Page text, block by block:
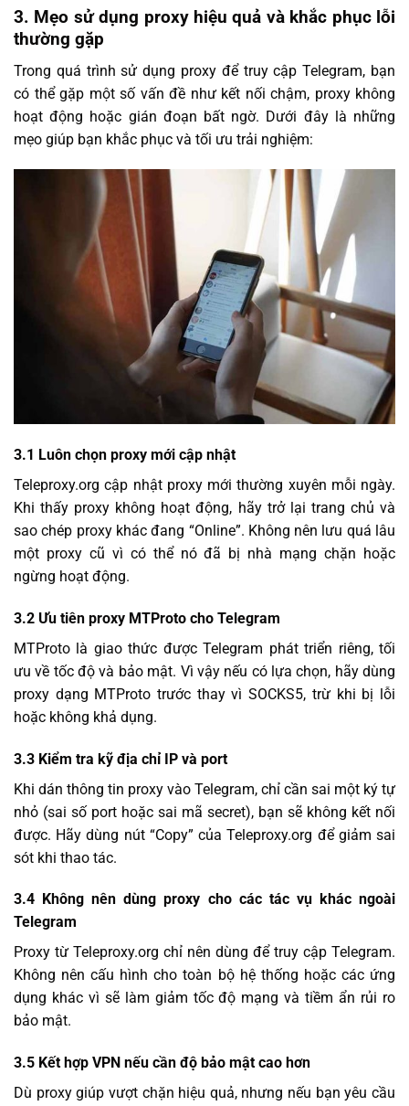
3. Mẹo sử dụng proxy hiệu quả và khắc phục lỗi
thường gặp
Trong quá trình sử dụng proxy để truy cập Telegram, bạn
có thể gặp một số vấn đề như kết nối chậm, proxy không
hoạt động hoặc gián đoạn bất ngờ. Dưới đây là những
mẹo giúp bạn khắc phục và tối ưu trải nghiệm:
3.1 Luôn chọn proxy mới cập nhật
Teleproxy.org cập nhật proxy mới thường xuyên mỗi ngày.
Khi thấy proxy không hoạt động, hãy trở lại trang chủ và
sao chép proxy khác đang “Online”. Không nên lưu quá lâu
một proxy cũ vì có thể nó đã bị nhà mạng chặn hoặc
ngừng hoạt động.
3.2 Ưu tiên proxy MTProto cho Telegram
MTProto là giao thức được Telegram phát triển riêng, tối
ưu về tốc độ và bảo mật. Vì vậy nếu có lựa chọn, hãy dùng
proxy dạng MTProto trước thay vì SOCKS5, trừ khi bị lỗi
hoặc không khả dụng.
3.3 Kiểm tra kỹ địa chỉ IP và port
Khi dán thông tin proxy vào Telegram, chỉ cần sai một ký tự
nhỏ (sai số port hoặc sai mã secret), bạn sẽ không kết nối
được. Hãy dùng nút “Copy” của Teleproxy.org để giảm sai
sót khi thao tác.
3.4 Không nên dùng proxy cho các tác vụ khác ngoài
Telegram
Proxy từ Teleproxy.org chỉ nên dùng để truy cập Telegram.
Không nên cấu hình cho toàn bộ hệ thống hoặc các ứng
dụng khác vì sẽ làm giảm tốc độ mạng và tiềm ẩn rủi ro
bảo mật.
3.5 Kết hợp VPN nếu cần độ bảo mật cao hơn
Dù proxy giúp vượt chặn hiệu quả, nhưng nếu bạn yêu cầu